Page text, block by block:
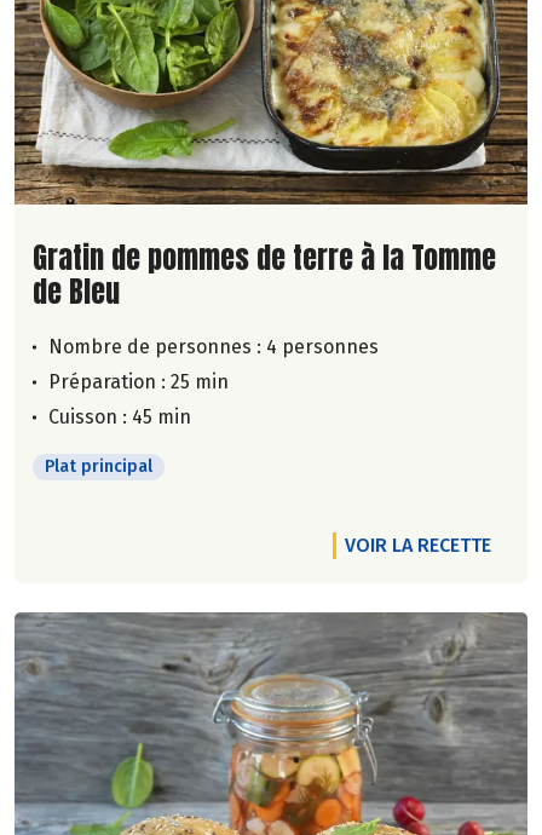
Lire la suite de la recette
Gratin de pommes de terre à la Tomme
de Bleu
Nombre de personnes : 4 personnes
Préparation : 25 min
Cuisson : 45 min
Plat principal
VOIR LA RECETTE